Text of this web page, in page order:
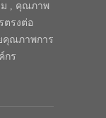
ม , คุณภาพ
ตรงต่อ
คุณภาพการ
กร